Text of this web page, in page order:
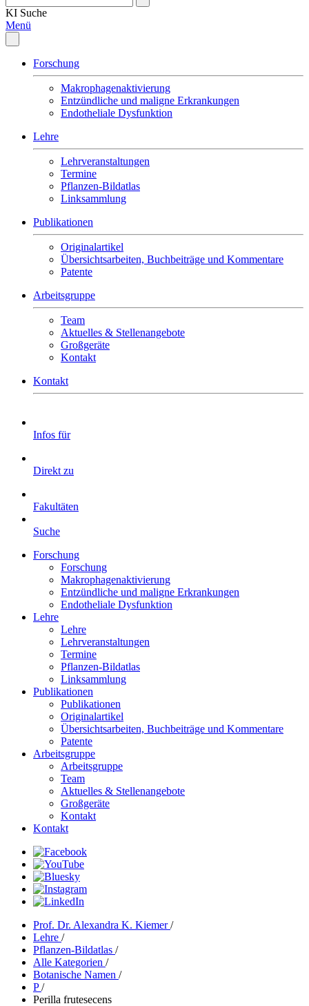
KI Suche
Menü
Forschung
Makrophagenaktivierung
Entzündliche und maligne Erkrankungen
Endotheliale Dysfunktion
Lehre
Lehrveranstaltungen
Termine
Pflanzen-Bildatlas
Linksammlung
Publikationen
Originalartikel
Übersichtsarbeiten, Buchbeiträge und Kommentare
Patente
Arbeitsgruppe
Team
Aktuelles & Stellenangebote
Großgeräte
Kontakt
Kontakt
Infos für
Direkt zu
Fakultäten
Suche
Forschung
Forschung
Makrophagenaktivierung
Entzündliche und maligne Erkrankungen
Endotheliale Dysfunktion
Lehre
Lehre
Lehrveranstaltungen
Termine
Pflanzen-Bildatlas
Linksammlung
Publikationen
Publikationen
Originalartikel
Übersichtsarbeiten, Buchbeiträge und Kommentare
Patente
Arbeitsgruppe
Arbeitsgruppe
Team
Aktuelles & Stellenangebote
Großgeräte
Kontakt
Kontakt
Prof. Dr. Alexandra K. Kiemer/
Lehre /
Pflanzen-Bildatlas /
Alle Kategorien /
Botanische Namen /
P/
Perilla frutesecens